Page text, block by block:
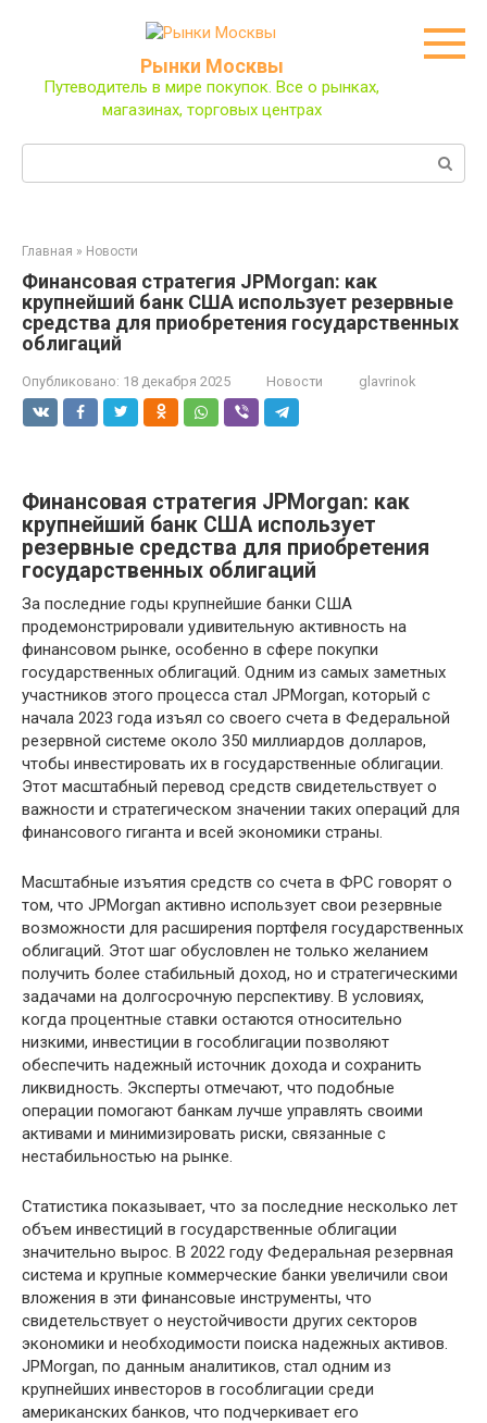
Рынки Москвы
Путеводитель в мире покупок. Все о рынках,
магазинах, торговых центрах
Главная » Новости
Финансовая стратегия JPMorgan: как
крупнейший банк США использует резервные
средства для приобретения государственных
облигаций
Опубликовано: 18 декабря 2025 Новости glavrinok
Финансовая стратегия JPMorgan: как
крупнейший банк США использует
резервные средства для приобретения
государственных облигаций
За последние годы крупнейшие банки США
продемонстрировали удивительную активность на
финансовом рынке, особенно в сфере покупки
государственных облигаций. Одним из самых заметных
участников этого процесса стал JPMorgan, который с
начала 2023 года изъял со своего счета в Федеральной
резервной системе около 350 миллиардов долларов,
чтобы инвестировать их в государственные облигации.
Этот масштабный перевод средств свидетельствует о
важности и стратегическом значении таких операций для
финансового гиганта и всей экономики страны.
Масштабные изъятия средств со счета в ФРС говорят о
том, что JPMorgan активно использует свои резервные
возможности для расширения портфеля государственных
облигаций. Этот шаг обусловлен не только желанием
получить более стабильный доход, но и стратегическими
задачами на долгосрочную перспективу. В условиях,
когда процентные ставки остаются относительно
низкими, инвестиции в гособлигации позволяют
обеспечить надежный источник дохода и сохранить
ликвидность. Эксперты отмечают, что подобные
операции помогают банкам лучше управлять своими
активами и минимизировать риски, связанные с
нестабильностью на рынке.
Статистика показывает, что за последние несколько лет
объем инвестиций в государственные облигации
значительно вырос. В 2022 году Федеральная резервная
система и крупные коммерческие банки увеличили свои
вложения в эти финансовые инструменты, что
свидетельствует о неустойчивости других секторов
экономики и необходимости поиска надежных активов.
JPMorgan, по данным аналитиков, стал одним из
крупнейших инвесторов в гособлигации среди
американских банков, что подчеркивает его